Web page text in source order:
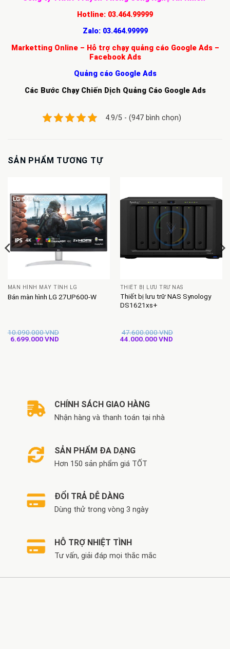
Hotline: 03.464.99999
Zalo: 03.464.99999
Marketting Online – Hỗ trợ chạy quảng cáo Google Ads –
Facebook Ads
Quảng cáo Google Ads
Các Bước Chạy Chiến Dịch Quảng Cáo Google Ads
4.9/5 - (947 bình chọn)
SẢN PHẨM TƯƠNG TỰ
MÀN HÌNH MÁY TÍNH LG
Bán màn hình LG 27UP600-W
10.090.000VND
Giá
6.699.000VNDGiá
THIẾT BỊ LƯU TRỮ NAS
Thiết bị lưu trữ NAS Synology
DS1621xs+
47.600.000VND
Giá
44.000.000VNDGiá
CHÍNH SÁCH GIAO HÀNG
Nhận hàng và thanh toán tại nhà
SẢN PHẨM ĐA DẠNG
Hơn 150 sản phẩm giá TỐT
ĐỔI TRẢ DỄ DÀNG
Dùng thử trong vòng 3 ngày
HỖ TRỢ NHIỆT TÌNH
Tư vấn, giải đáp mọi thắc mắc